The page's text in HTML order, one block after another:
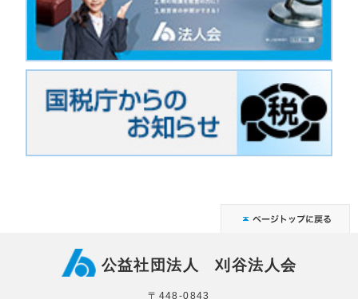
公益社団法人 刈谷法人会
〒448-0843